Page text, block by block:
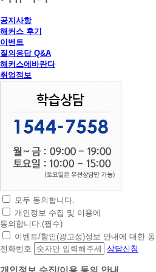
공지사항
해커스 후기
이벤트
질의응답 Q&A
해커스에바란다
취업정보
초
간
편
상
담
모두 동의합니다.
개인정보 수집 및 이용에
동의합니다.(필수)
이벤트/할인(광고성)정보 안내에 대한
전화번호
상담신청